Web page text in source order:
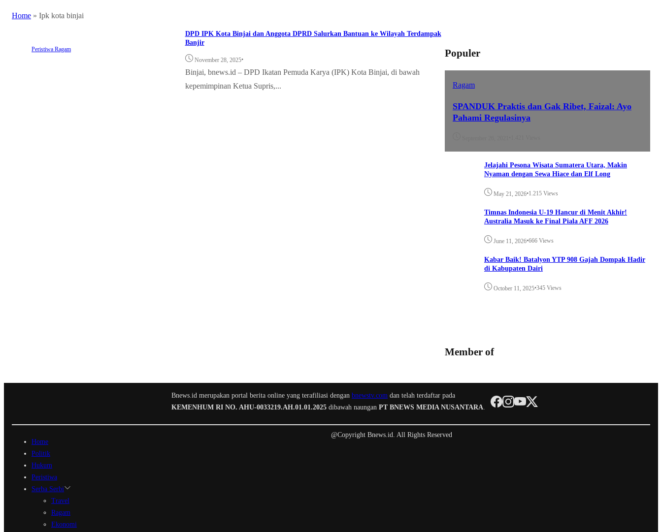
Home » Ipk kota binjai
Peristiwa Ragam
DPD IPK Kota Binjai dan Anggota DPRD Salurkan Bantuan ke Wilayah Terdampak
Banjir
November 28, 2025•
Binjai, bnews.id – DPD Ikatan Pemuda Karya (IPK) Kota Binjai, di bawah
kepemimpinan Ketua Supris,...
Populer
Ragam
SPANDUK Praktis dan Gak Ribet, Faizal: Ayo
Pahami Regulasinya
Jelajahi Pesona Wisata Sumatera Utara, Makin
Nyaman dengan Sewa Hiace dan Elf Long
May 21, 2026•1.215 Views
Timnas Indonesia U-19 Hancur di Menit Akhir!
Australia Masuk ke Final Piala AFF 2026
June 11, 2026•666 Views
Kabar Baik! Batalyon YTP 908 Gajah Dompak Hadir
di Kabupaten Dairi
October 11, 2025•345 Views
Member of
Bnews.id merupakan portal berita online yang terafiliasi dengan bnewstv.com dan telah terdaftar pada
KEMENHUM RI NO. AHU-0033219.AH.01.01.2025 dibawah naungan PT BNEWS MEDIA NUSANTARA.
Home
Politik
Hukum
Peristiwa
Serba Serbi
Travel
Ragam
Ekonomi
@Copyright Bnews.id. All Rights Reserved